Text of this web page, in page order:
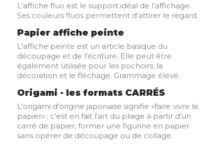
L'affiche fluo est le support idéal de l'affichage.
Ses couleurs fluos permettent d'attirer le regard.
Papier affiche peinte
L'affiche peinte est un article basique du
découpage et de l'écriture. Elle peut être
également utilisée pour les pochoirs, la
décoration et le flèchage. Grammage élevé.
Origami - les formats CARRÉS
L'origami d'origine japonaise signifie «faire vivre le
papier» ; c'est en fait l'art du pliage à partir d'un
carré de papier, former une figurine en papier
sans opérer de découpage ou de collage.